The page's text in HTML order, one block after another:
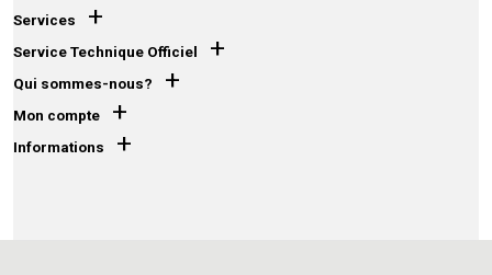
Services +
Service Technique Officiel +
Qui sommes-nous? +
Mon compte +
Informations +